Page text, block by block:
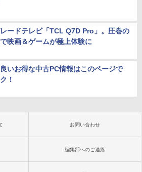
ードテレビ「TCL Q7D Pro」。圧巻の
映画＆ゲームが極上体験に
いお得な中古PC情報はこのページで
！
お問い合わせ
編集部へのご連絡